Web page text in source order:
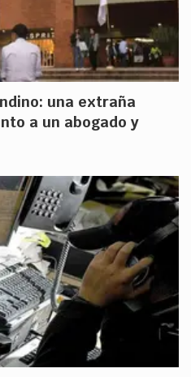
una extraña
a un abogado y